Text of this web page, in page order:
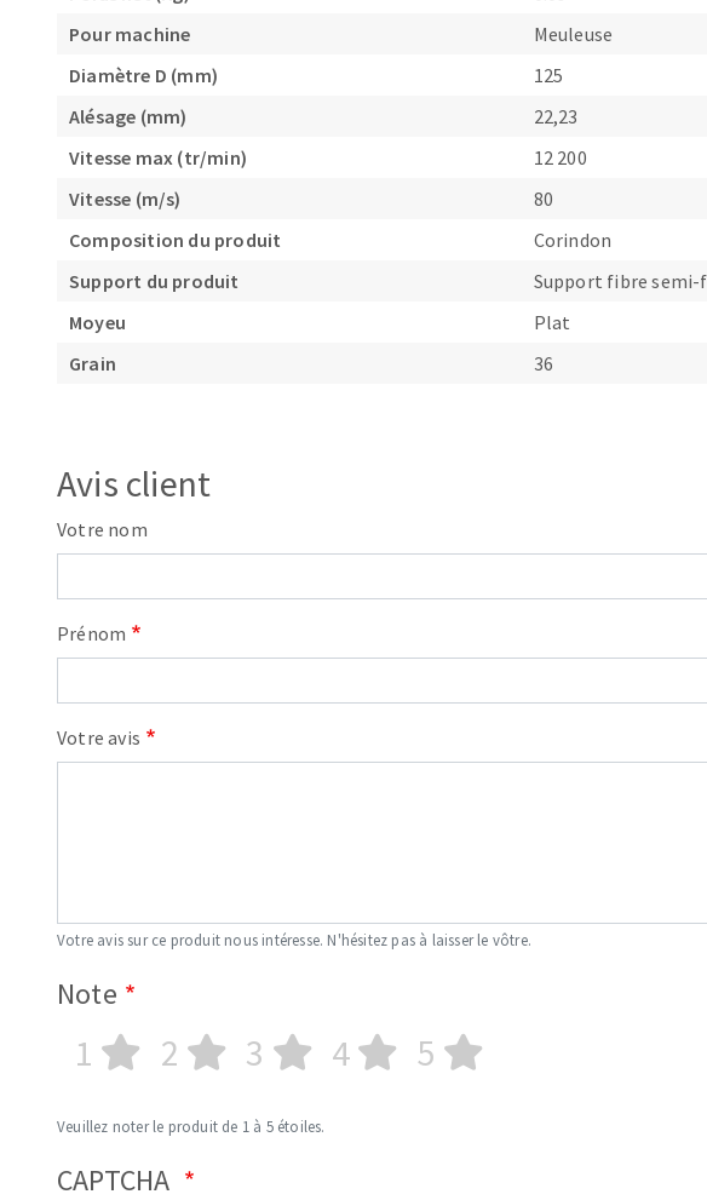
Pour machine
Meuleuse
Diamètre D (mm)
125
Alésage (mm)
22,23
Vitesse max (tr/min)
12 200
Vitesse (m/s)
80
Composition du produit
Corindon
Support du produit
Support fibre
Moyeu
Plat
Grain
36
Avis client
Votre nom
Prénom
Votre avis
Votre avis sur ce produit nous intéresse. N'hésitez pas à laisser le vôtre.
Note
1 2 3 4 5
Veuillez noter le produit de 1 à 5 étoiles.
CAPTCHA